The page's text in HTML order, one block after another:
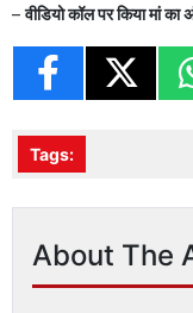
–वीडियो कॉल पर किया मां
Tags:
About The